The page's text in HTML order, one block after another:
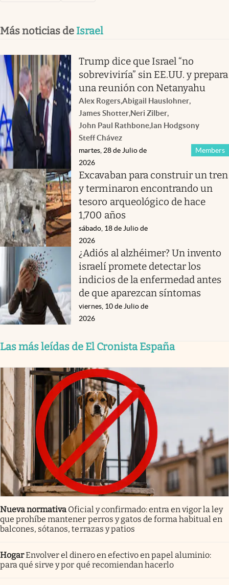
Más noticias de Israel
Trump dice que Israel “no
sobreviviría” sin EE.UU. y prepara
una reunión con Netanyahu
Alex Rogers,Abigail Hauslohner,
James Shotter,Neri Zilber,
John Paul Rathbone,Ian Hodgsony
Steff Chávez
Members
martes, 28 de Julio de
2026
Excavaban para construir un tren
y terminaron encontrando un
tesoro arqueológico de hace
1,700 años
sábado, 18 de Julio de
2026
¿Adiós al alzhéimer? Un invento
israelí promete detectar los
indicios de la enfermedad antes
de que aparezcan síntomas
viernes, 10 de Julio de
2026
Las más leídas de El Cronista España
Nueva normativa Oficial y confirmado: entra en vigor la ley
que prohíbe mantener perros y gatos de forma habitual en
balcones, sótanos, terrazas y patios
HogarEnvolver el dinero en efectivo en papel aluminio:
para qué sirve y por qué recomiendan hacerlo